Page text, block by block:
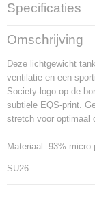
Specificaties
Productcode
2180-10350
Omschrijving
Deze lichtgewicht
ventilatie en een
Society-logo op de
subtiele EQS-print.
stretch voor optimaal
Materiaal: 93%
SU26